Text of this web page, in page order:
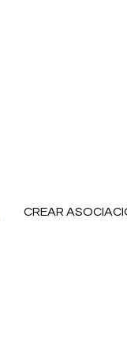
CREAR